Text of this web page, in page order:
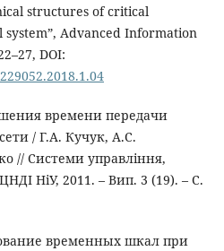
structures of critical
system”, Advanced Information
DOI:
времени передачи
/ Г.А. Кучук, А.С.
// Системи управління,
ЦНДІ НіУ, 2011. – Вип. 3 (19). – С.
временных шкал при